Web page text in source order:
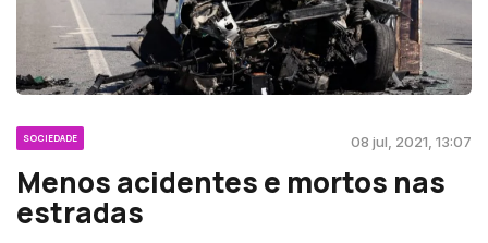
SOCIEDADE 08 jul, 2021, 13:07
Menos acidentes e mortos nas
estradas